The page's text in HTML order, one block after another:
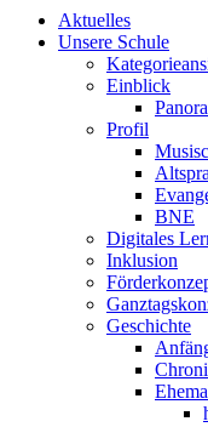
Aktuelles
Unsere Schule
Einblick
Profil
BNE
Digitales
Inklusion
Geschichte